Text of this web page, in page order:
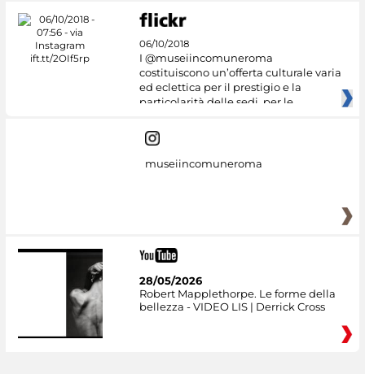
06/10/2018
I @museiincomuneroma
costituiscono un’offerta culturale varia
ed eclettica per il prestigio e la
particolarità delle sedi, per le
museiincomuneroma
28/05/2026
Robert Mapplethorpe. Le forme della
bellezza - VIDEO LIS | Derrick Cross